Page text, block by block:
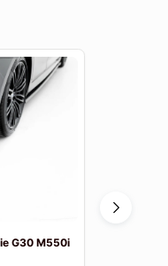
G30 M550i